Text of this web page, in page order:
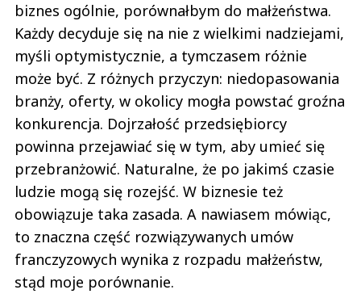
biznes ogólnie, porównałbym do małżeństwa.
Każdy decyduje się na nie z wielkimi nadziejami,
myśli optymistycznie, a tymczasem różnie
może być. Z różnych przyczyn: niedopasowania
branży, oferty, w okolicy mogła powstać groźna
konkurencja. Dojrzałość przedsiębiorcy
powinna przejawiać się w tym, aby umieć się
przebranżowić. Naturalne, że po jakimś czasie
ludzie mogą się rozejść. W biznesie też
obowiązuje taka zasada. A nawiasem mówiąc,
to znaczna część rozwiązywanych umów
franczyzowych wynika z rozpadu małżeństw,
stąd moje porównanie.